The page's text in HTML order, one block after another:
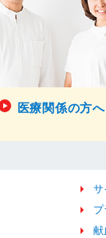
医療関係の方へ
サ
献